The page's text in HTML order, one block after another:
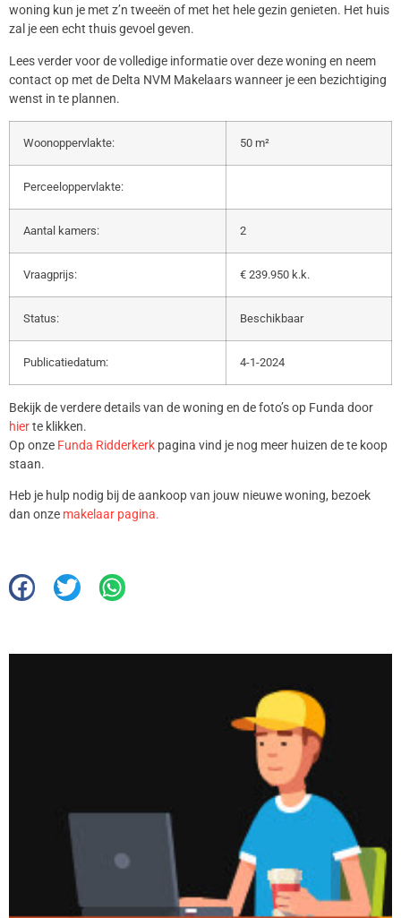
woning kun je met z’n tweeën of met het hele gezin genieten. Het huis
zal je een echt thuis gevoel geven.
Lees verder voor de volledige informatie over deze woning en neem
contact op met de Delta NVM Makelaars wanneer je een bezichtiging
wenst in te plannen.
Woonoppervlakte: 50 m²
Perceeloppervlakte:
Aantal kamers: 2
Vraagprijs: € 239.950 k.k.
Status: Beschikbaar
Publicatiedatum: 4-1-2024
Bekijk de verdere details van de woning en de foto’s op Funda door
hierte klikken.
Op onze Funda Ridderkerk pagina vind je nog meer huizen de te koop
staan.
Heb je hulp nodig bij de aankoop van jouw nieuwe woning, bezoek
dan onze makelaar pagina.